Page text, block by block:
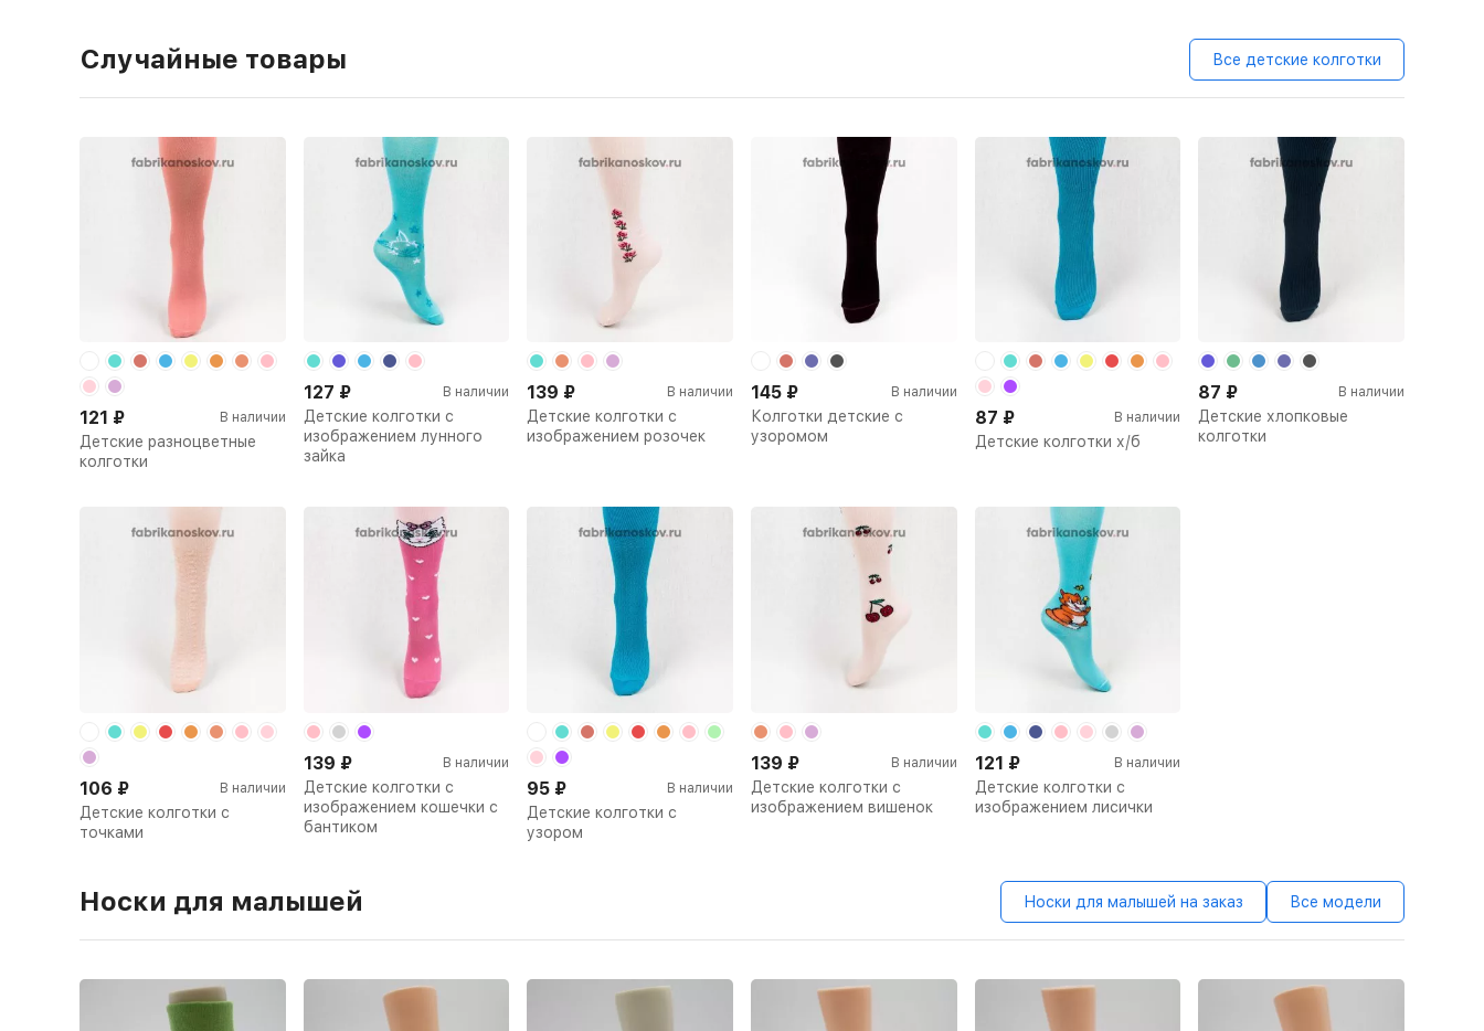
Случайные товары Все детские колготки
Детские разноцветные
колготки
121 ₽ В наличии
Детские колготки с
изображением лунного
зайка
127 ₽ В наличии
Детские колготки с
изображением розочек
139 ₽ В наличии
Колготки детские с
узоромом
145 ₽ В наличии
Детские колготки х/б
87 ₽ В наличии
Детские хлопковые
колготки
87 ₽ В наличии
Детские колготки с
точками
106 ₽ В наличии
Детские колготки с
изображением кошечки с
бантиком
139 ₽ В наличии
Детские колготки с
узором
95 ₽ В наличии
Детские колготки с
изображением вишенок
139 ₽ В наличии
Детские колготки с
изображением лисички
121 ₽ В наличии
Носки для малышей Носки для малышей на заказ Все модели